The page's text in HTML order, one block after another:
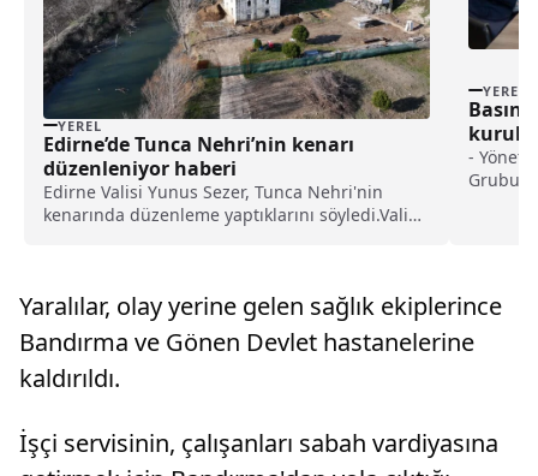
YEREL
Edirne’de Tunca Nehri’nin kenarı
düzenleniyor haberi
Edirne Valisi Yunus Sezer, Tunca Nehri'nin
kenarında düzenleme yaptıklarını söyledi.Vali
olduğunu ...
YEREL
Basın
kurulu
-
Yaralılar, olay yerine gelen sağlık ekiplerince
Bandırma ve Gönen Devlet hastanelerine
kaldırıldı.
İşçi servisinin, çalışanları sabah vardiyasına